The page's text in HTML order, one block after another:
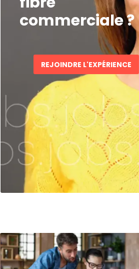
commerciale ?
REJOINDRE L'EXPÉRIENCE